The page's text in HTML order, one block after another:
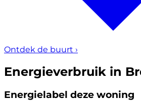
Ontdek de buurt ›
Energieverbruik in
Energielabel deze woning